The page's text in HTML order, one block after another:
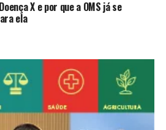
X e por que a OMS já se
ela